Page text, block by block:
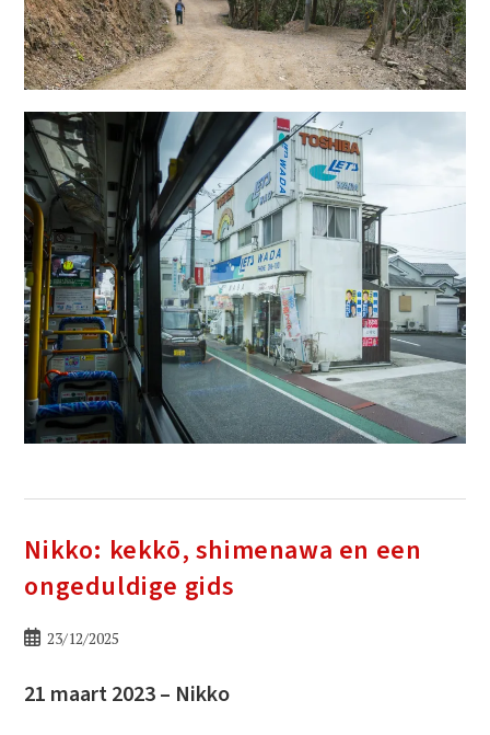
Nikko: kekkō, shimenawa en een
ongeduldige gids
Bericht
op:
23/12/2025
21 maart 2023 – Nikko